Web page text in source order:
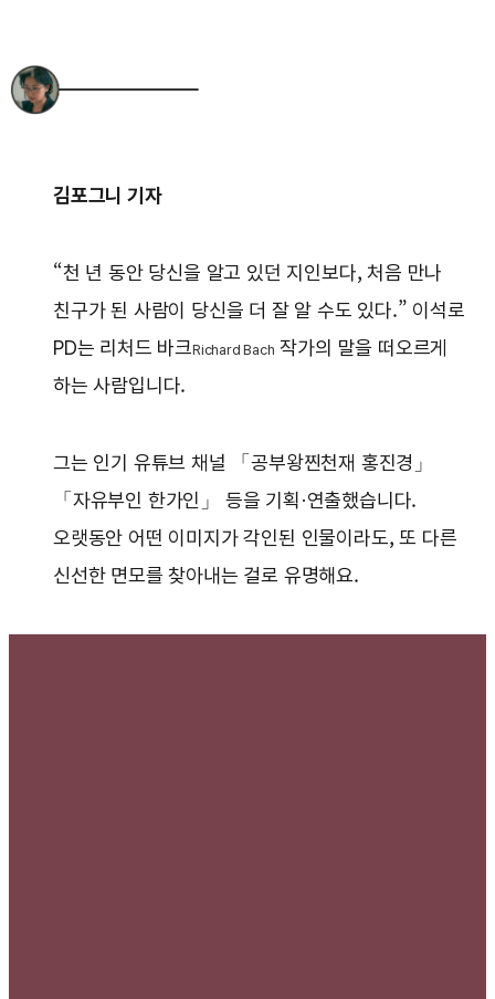
김포그니 기자
“천 년 동안 당신을 알고 있던 지인보다, 처음 만나
친구가 된 사람이 당신을 더 잘 알 수도 있다.” 이석로
PD는 리처드 바크Richard Bach 작가의 말을 떠오르게
하는 사람입니다.
그는 인기 유튜브 채널 「공부왕찐천재 홍진경」
「자유부인 한가인」 등을 기획·연출했습니다.
오랫동안 어떤 이미지가 각인된 인물이라도, 또 다른
신선한 면모를 찾아내는 걸로 유명해요.